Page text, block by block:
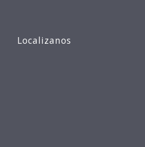
Localizanos